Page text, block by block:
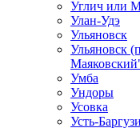
Углич или
Улан-Удэ
Ульяновск
Ульяновск
Умба
Ундоры
Усовка
Усть-